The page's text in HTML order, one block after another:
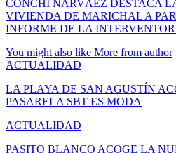
CONCHI NARVÁEZ DESTACA
VIVIENDA DE MARICHAL A
INFORME DE LA
You might also like More from author
ACTUALIDAD
LA PLAYA DE SAN AGUSTÍN
PASARELA SBT ES MODA
ACTUALIDAD
PASITO BLANCO ACOGE LA